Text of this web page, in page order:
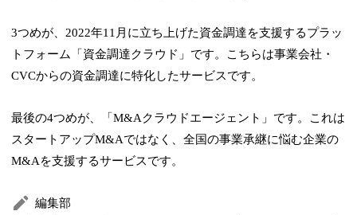
3つめが、2022年11月に立ち上げた資金調達を支援するプラッ
トフォーム「資金調達クラウド」です。こちらは事業会社・
CVCからの資金調達に特化したサービスです。
最後の4つめが、「M&Aクラウドエージェント」です。これは
スタートアップM&Aではなく、全国の事業承継に悩む企業の
M&Aを支援するサービスです。
編集部